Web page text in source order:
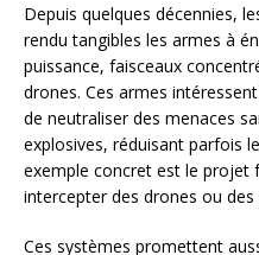
Depuis quelques décennies,
rendu tangibles les armes à
puissance, faisceaux
drones. Ces armes
de neutraliser des menaces
explosives, réduisant parfois
exemple concret est le projet
intercepter des drones ou
Ces systèmes promettent